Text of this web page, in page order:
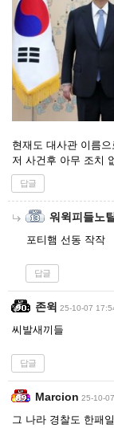
현재도 대사관 이름
저 사건후 아무 조치
답글
워윅피들노
포티햄 선동 작작
답글
존윅 25-10-07
씨발새끼들
답글
Marcion 25-10-
그 나라 경찰도 한패